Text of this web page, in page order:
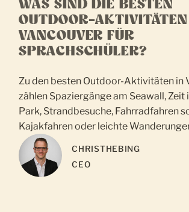
WAS SIND DIE BESTEN
OUTDOOR-
VANCOUVER FÜR
SPRACHSCHÜLER?
Zu den besten Outdoor-Aktivitäten in
zählen Spaziergänge am Seawall, Zeit
Park, Strandbesuche, Fahrradfahren
Kajakfahren oder leichte
CHRISTHEBING
CEO